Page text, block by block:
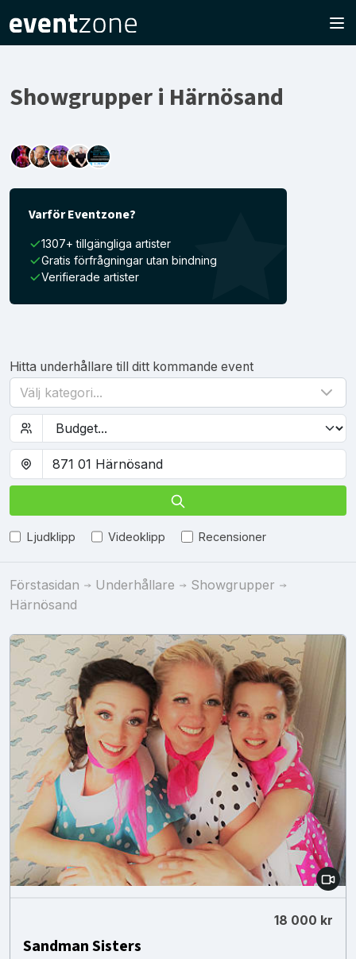
Showgrupper i Härnösand
Varför Eventzone?
1307+ tillgängliga artister
Gratis förfrågningar utan bindning
Verifierade artister
Hitta underhållare till ditt kommande event
Välj kategori...
Ljudklipp Videoklipp Recensioner
Förstasidan Underhållare
Showgrupper
Härnösand
18 000 kr
Sandman Sisters